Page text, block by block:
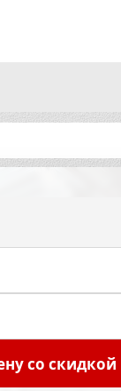
со скидкой